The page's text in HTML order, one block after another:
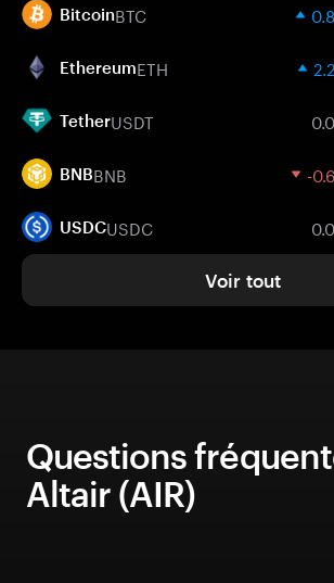
BitcoinBTC
EthereumETH
TetherUSDT
BNBBNB -
USDCUSDC
Voir tout
Questions
Altair (AIR)